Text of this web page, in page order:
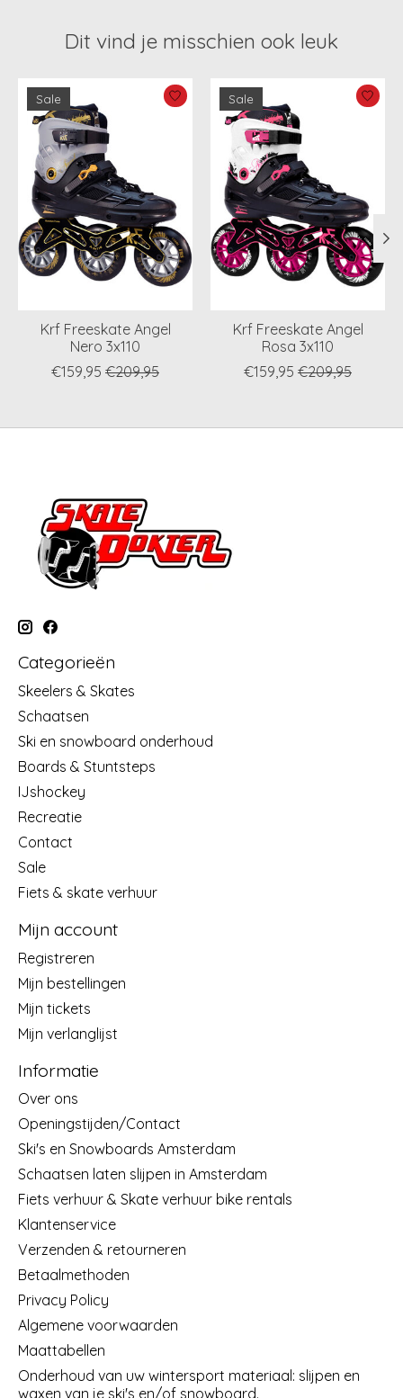
Dit vind je misschien ook leuk
Items van productcarrousel
Sale
Krf Freeskate Angel
Nero 3x110
€159,95 €209,95
Sale
Krf Freeskate Angel
Rosa 3x110
€159,95 €209,95
Categorieën
Skeelers & Skates
Schaatsen
Ski en snowboard onderhoud
Boards & Stuntsteps
IJshockey
Recreatie
Contact
Sale
Fiets & skate verhuur
Mijn account
Registreren
Mijn bestellingen
Mijn tickets
Mijn verlanglijst
Informatie
Over ons
Openingstijden/Contact
Ski's en Snowboards Amsterdam
Schaatsen laten slijpen in Amsterdam
Fiets verhuur & Skate verhuur bike rentals
Klantenservice
Verzenden & retourneren
Betaalmethoden
Privacy Policy
Algemene voorwaarden
Maattabellen
Onderhoud van uw wintersport materiaal: slijpen en
waxen van je ski's en/of snowboard.